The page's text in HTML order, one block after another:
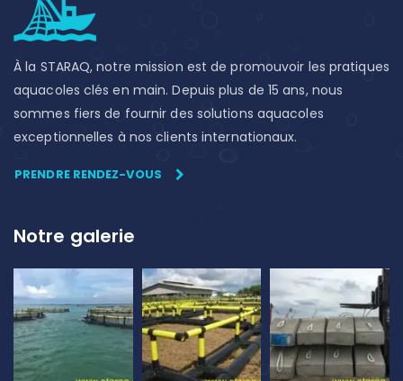
À la STARAQ, notre mission est de promouvoir les pratiques
aquacoles clés en main. Depuis plus de 15 ans, nous
sommes fiers de fournir des solutions aquacoles
exceptionnelles à nos clients internationaux.
PRENDRE RENDEZ-VOUS
Notre galerie